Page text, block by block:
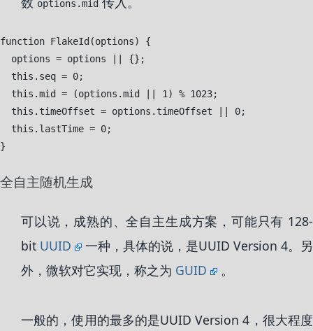
options.mid
function FlakeId(options) {
  options = options || {};
  this.seq = 0;
  this.mid = (options.mid || 1) % 1023;
  this.timeOffset = options.timeOffset || 0;
  this.lastTime = 0;
全自主随机生成
可以说，成熟的、全自主生成方案，可能只有 128-
bit UUID
一种，具体的说，是UUID Version 4。另
外，微软对它实现，称之为 GUID 。
一般的，使用的最多的是UUID Version 4，很大程度